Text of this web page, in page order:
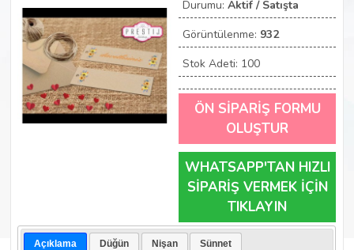
Durumu:Aktif / Satışta
Görüntülenme: 932
Stok Adeti: 100
ÖN SİPARİŞ FORMU
OLUŞTUR
WHATSAPP'TAN HIZLI
SİPARİŞ VERMEK İÇİN
TIKLAYIN
Açıklama Düğün Nişan Sünnet